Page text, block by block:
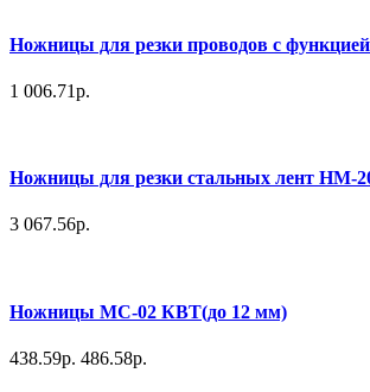
Ножницы для резки проводов с
1 006.71р.
Ножницы для резки стальных лент НМ-
3 067.56р.
Ножницы МС-02 КВТ(до 12 мм)
438.59р. 486.58р.